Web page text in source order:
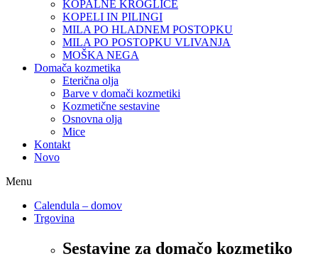
KOPALNE KROGLICE
KOPELI IN PILINGI
MILA PO HLADNEM POSTOPKU
MILA PO POSTOPKU VLIVANJA
MOŠKA NEGA
Domača kozmetika
Eterična olja
Barve v domači kozmetiki
Kozmetične sestavine
Osnovna olja
Mice
Kontakt
Novo
Menu
Calendula – domov
Trgovina
Sestavine za domačo kozmetiko